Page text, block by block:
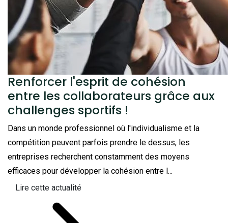
Renforcer l'esprit de cohésion
entre les collaborateurs grâce aux
challenges sportifs !
Dans un monde professionnel où l'individualisme et la
compétition peuvent parfois prendre le dessus, les
entreprises recherchent constamment des moyens
efficaces pour développer la cohésion entre l...
Lire cette actualité